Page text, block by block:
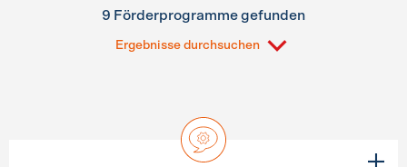
9 Förderprogramme gefunden
Ergebnisse durchsuchen